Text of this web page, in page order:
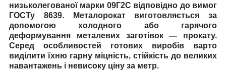
низьколегованої марки 09Г2С відповідно до вимог
ГОСТу 8639. Металорокат виготовляється за
допомогою холодного або гарячого
деформування металевих заготівок — прокату.
Серед особливостей готових виробів варто
виділити їхню гарну міцність, стійкість до великих
навантажень і невисоку ціну за метр.